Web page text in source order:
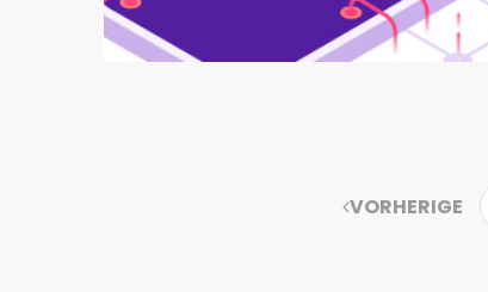
VORHERIGE